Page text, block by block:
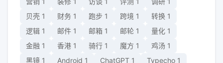
贝壳 1 财务 1 跑步 1 跨境 1 转换 1
逻辑 1 邮件 1 邮箱 1 邮轮 1 量化 1
金融 1 香港 1 骑行 1 魔方 1 鸡汤 1
黑镜 1 Android 1 ChatGPT 1 Typecho 1